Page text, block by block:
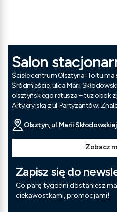
Salon
Ścisłe centrum Olsztyna. To tu ma
Śródmieście, ulica Marii
olsztyńskiego ratusza – tuż obok
Artyleryjską z ul. Partyzantów.
Olsztyn, ul. Marii
Zobacz
Zapisz się do
Co parę tygodni dostaniesz
ciekawostkami, promocjami!